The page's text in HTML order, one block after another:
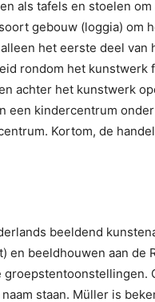
als tafels en stoelen
gebouw (loggia) om
het eerste deel
rondom het kunstwerk
achter het kunstwerk
een kindercentrum
Kortom, de
beeldend
en beeldhouwen aan de
staan. Müller is